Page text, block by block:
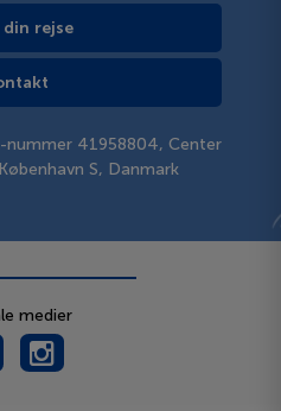
din rejse
nummer 41958804, Center
S, Danmark
medier